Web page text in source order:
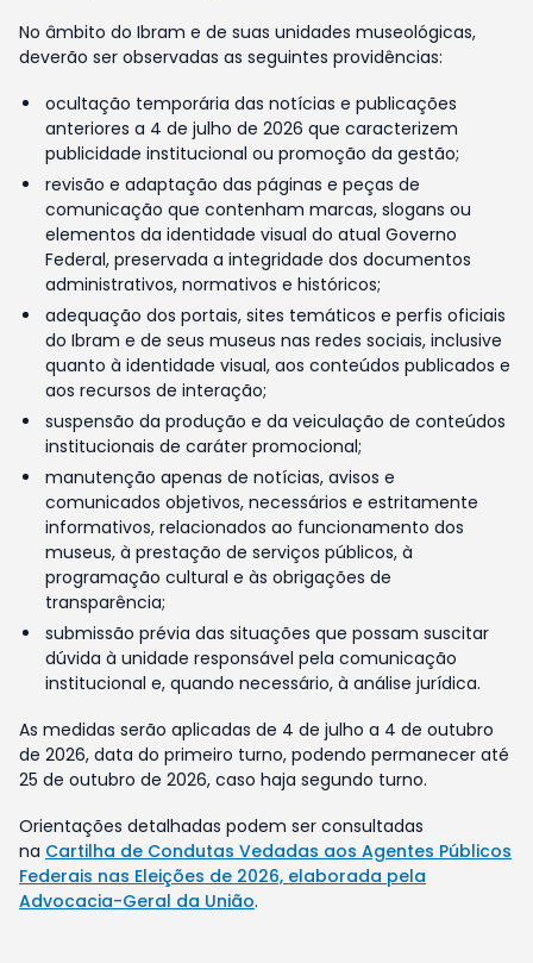
No âmbito do Ibram e de suas unidades museológicas,
deverão ser observadas as seguintes providências:
ocultação temporária das notícias e publicações
anteriores a 4 de julho de 2026 que caracterizem
publicidade institucional ou promoção da gestão;
revisão e adaptação das páginas e peças de
comunicação que contenham marcas, slogans ou
elementos da identidade visual do atual Governo
Federal, preservada a integridade dos documentos
administrativos, normativos e históricos;
adequação dos portais, sites temáticos e perfis oficiais
do Ibram e de seus museus nas redes sociais, inclusive
quanto à identidade visual, aos conteúdos publicados e
aos recursos de interação;
suspensão da produção e da veiculação de conteúdos
institucionais de caráter promocional;
manutenção apenas de notícias, avisos e
comunicados objetivos, necessários e estritamente
informativos, relacionados ao funcionamento dos
museus, à prestação de serviços públicos, à
programação cultural e às obrigações de
transparência;
submissão prévia das situações que possam suscitar
dúvida à unidade responsável pela comunicação
institucional e, quando necessário, à análise jurídica.
As medidas serão aplicadas de 4 de julho a 4 de outubro
de 2026, data do primeiro turno, podendo permanecer até
25 de outubro de 2026, caso haja segundo turno.
Orientações detalhadas podem ser consultadas
na Cartilha de Condutas Vedadas aos Agentes Públicos
Federais nas Eleições de 2026, elaborada pela
Advocacia-Geral da União.